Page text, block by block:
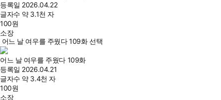
등록일 2026.04.22
글자수 약 3.1천 자
100원
소장
어느 날 여우를 주웠다 109화 선택
어느 날 여우를 주웠다 109화
등록일 2026.04.21
글자수 약 3.4천 자
100원
소장